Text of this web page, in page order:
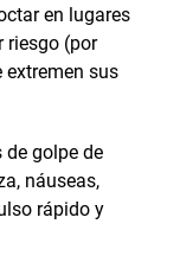
en lugares
riesgo (por
sus
de golpe de
náuseas,
rápido y